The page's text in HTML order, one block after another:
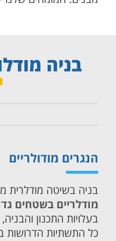
בניה
הנגרים מודולריים
בניה בשיטה מודלרית
מודלריים בשטחים
בעלויות התכנון
כל התשתיות